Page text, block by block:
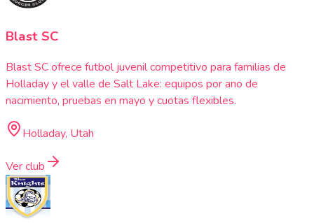
Blast SC
Blast SC ofrece futbol juvenil competitivo para familias de
Holladay y el valle de Salt Lake: equipos por ano de
nacimiento, pruebas en mayo y cuotas flexibles.
Holladay, Utah
Ver club